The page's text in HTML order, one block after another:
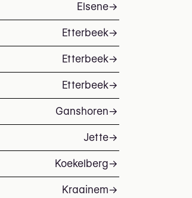
Elsene→
Etterbeek→
Etterbeek→
Etterbeek→
Ganshoren→
Jette→
Koekelberg→
Kraainem→